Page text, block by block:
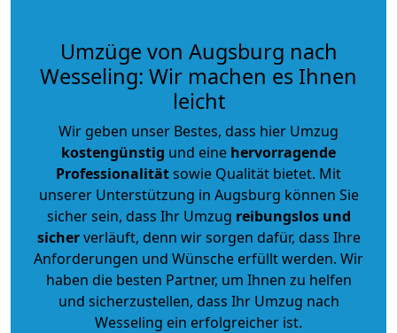
Umzüge von Augsburg nach
Wesseling: Wir machen es Ihnen
leicht
Wir geben unser Bestes, dass hier Umzug
kostengünstig und eine hervorragende
Professionalitätsowie Qualität bietet. Mit
unserer Unterstützung in Augsburg können Sie
sicher sein, dass Ihr Umzug reibungslos und
sicherverläuft, denn wir sorgen dafür, dass Ihre
Anforderungen und Wünsche erfüllt werden. Wir
haben die besten Partner, um Ihnen zu helfen
und sicherzustellen, dass Ihr Umzug nach
Wesseling ein erfolgreicher ist.